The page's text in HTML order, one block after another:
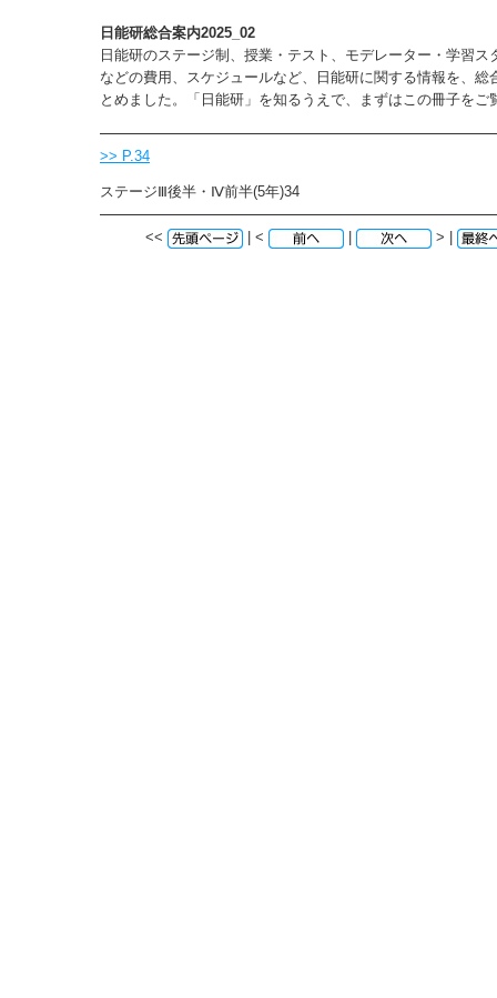
日能研総合案内2025_02
日能研のステージ制、授業・テスト、モデレーター・学習ス
などの費用、スケジュールなど、日能研に関する情報を、総
とめました。「日能研」を知るうえで、まずはこの冊子をご
>> P.34
ステージⅢ後半・Ⅳ前半(5年)34
<< | < | > |